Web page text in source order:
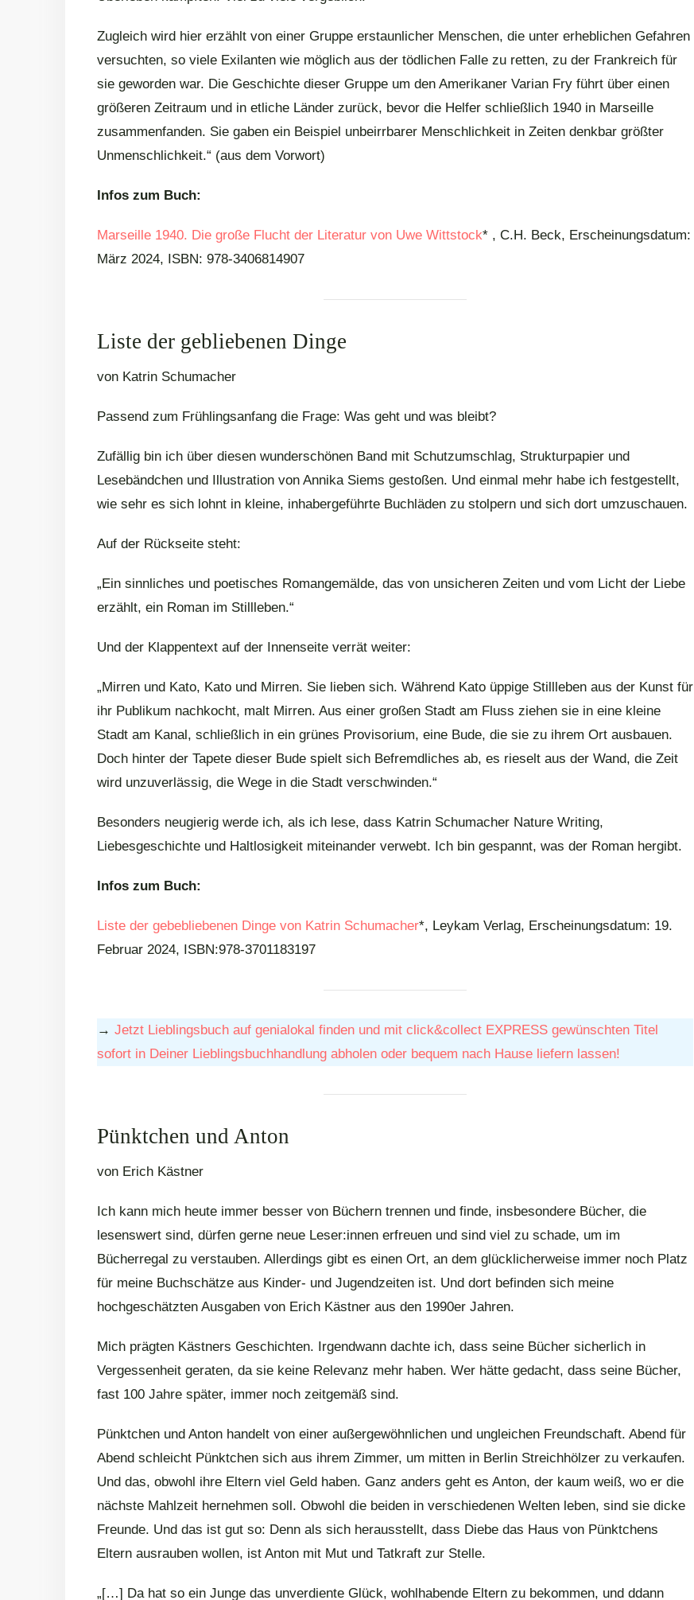
Zugleich wird hier erzählt von einer Gruppe erstaunlicher Menschen, die unter erheblichen Gefahren
versuchten, so viele Exilanten wie möglich aus der tödlichen Falle zu retten, zu der Frankreich für
sie geworden war. Die Geschichte dieser Gruppe um den Amerikaner Varian Fry führt über einen
größeren Zeitraum und in etliche Länder zurück, bevor die Helfer schließlich 1940 in Marseille
zusammenfanden. Sie gaben ein Beispiel unbeirrbarer Menschlichkeit in Zeiten denkbar größter
Unmenschlichkeit.“ (aus dem Vorwort)
Infos zum Buch:
Marseille 1940. Die große Flucht der Literatur von Uwe Wittstock* , C.H. Beck, Erscheinungsdatum:
März 2024, ISBN: 978-3406814907
Liste der gebliebenen Dinge
von Katrin Schumacher
Passend zum Frühlingsanfang die Frage: Was geht und was bleibt?
Zufällig bin ich über diesen wunderschönen Band mit Schutzumschlag, Strukturpapier und
Lesebändchen und Illustration von Annika Siems gestoßen. Und einmal mehr habe ich festgestellt,
wie sehr es sich lohnt in kleine, inhabergeführte Buchläden zu stolpern und sich dort umzuschauen.
Auf der Rückseite steht:
„Ein sinnliches und poetisches Romangemälde, das von unsicheren Zeiten und vom Licht der Liebe
erzählt, ein Roman im Stillleben.“
Und der Klappentext auf der Innenseite verrät weiter:
„Mirren und Kato, Kato und Mirren. Sie lieben sich. Während Kato üppige Stillleben aus der Kunst für
ihr Publikum nachkocht, malt Mirren. Aus einer großen Stadt am Fluss ziehen sie in eine kleine
Stadt am Kanal, schließlich in ein grünes Provisorium, eine Bude, die sie zu ihrem Ort ausbauen.
Doch hinter der Tapete dieser Bude spielt sich Befremdliches ab, es rieselt aus der Wand, die Zeit
wird unzuverlässig, die Wege in die Stadt verschwinden.“
Besonders neugierig werde ich, als ich lese, dass Katrin Schumacher Nature Writing,
Liebesgeschichte und Haltlosigkeit miteinander verwebt. Ich bin gespannt, was der Roman hergibt.
Infos zum Buch:
Liste der gebebliebenen Dinge von Katrin Schumacher*, Leykam Verlag, Erscheinungsdatum: 19.
Februar 2024, ISBN:978-3701183197
→ Jetzt Lieblingsbuch auf genialokal finden und mit click&collect EXPRESS gewünschten Titel
sofort in Deiner Lieblingsbuchhandlung abholen oder bequem nach Hause liefern lassen!
Pünktchen und Anton
von Erich Kästner
Ich kann mich heute immer besser von Büchern trennen und finde, insbesondere Bücher, die
lesenswert sind, dürfen gerne neue Leser:innen erfreuen und sind viel zu schade, um im
Bücherregal zu verstauben. Allerdings gibt es einen Ort, an dem glücklicherweise immer noch Platz
für meine Buchschätze aus Kinder- und Jugendzeiten ist. Und dort befinden sich meine
hochgeschätzten Ausgaben von Erich Kästner aus den 1990er Jahren.
Mich prägten Kästners Geschichten. Irgendwann dachte ich, dass seine Bücher sicherlich in
Vergessenheit geraten, da sie keine Relevanz mehr haben. Wer hätte gedacht, dass seine Bücher,
fast 100 Jahre später, immer noch zeitgemäß sind.
Pünktchen und Anton handelt von einer außergewöhnlichen und ungleichen Freundschaft. Abend für
Abend schleicht Pünktchen sich aus ihrem Zimmer, um mitten in Berlin Streichhölzer zu verkaufen.
Und das, obwohl ihre Eltern viel Geld haben. Ganz anders geht es Anton, der kaum weiß, wo er die
nächste Mahlzeit hernehmen soll. Obwohl die beiden in verschiedenen Welten leben, sind sie dicke
Freunde. Und das ist gut so: Denn als sich herausstellt, dass Diebe das Haus von Pünktchens
Eltern ausrauben wollen, ist Anton mit Mut und Tatkraft zur Stelle.
„[…] Da hat so ein Junge das unverdiente Glück, wohlhabende Eltern zu bekommen, und ddann